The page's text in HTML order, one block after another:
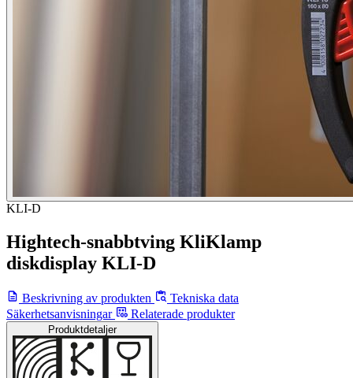
KLI-D
Hightech-snabbtving KliKlamp
diskdisplay KLI-D
Beskrivning av produkten
Tekniska data
Säkerhetsanvisningar
Relaterade produkter
Produktdetaljer